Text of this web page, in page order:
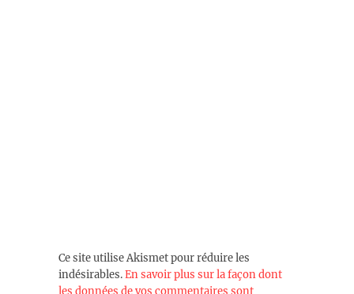
Ce site utilise Akismet pour réduire les
indésirables.En savoir plus sur la façon dont
les données de vos commentaires sont